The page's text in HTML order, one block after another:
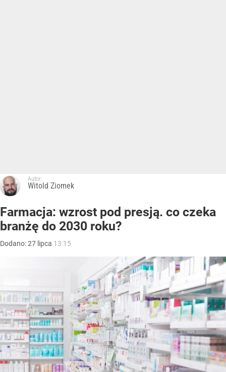
Autor:
Witold Ziomek
Farmacja: wzrost pod presją. co czeka
branżę do 2030 roku?
Dodano:27 lipca 13:15